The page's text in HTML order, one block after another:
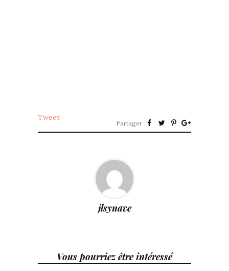
Tweet
Partager
jlsynave
Vous pourriez être intéressé